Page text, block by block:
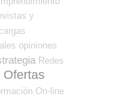
y
opiniones
Redes
Ofertas
On-line